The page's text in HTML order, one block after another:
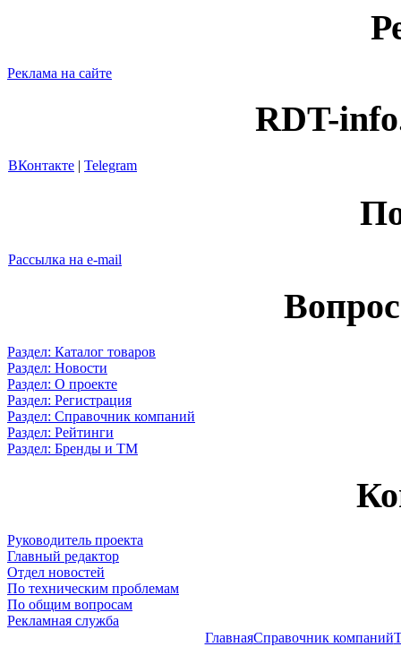
Реклама на сайте
RDT-
ВКонтакте | Telegram
Рассылка на e-mail
Раздел: Каталог товаров
Раздел: Новости
Раздел: О проекте
Раздел: Регистрация
Раздел: Справочник компаний
Раздел: Рейтинги
Раздел: Бренды и ТМ
Руководитель проекта
Главный редактор
Отдел новостей
По техническим проблемам
По общим вопросам
Рекламная служба
ГлавнаяСправочник компаний